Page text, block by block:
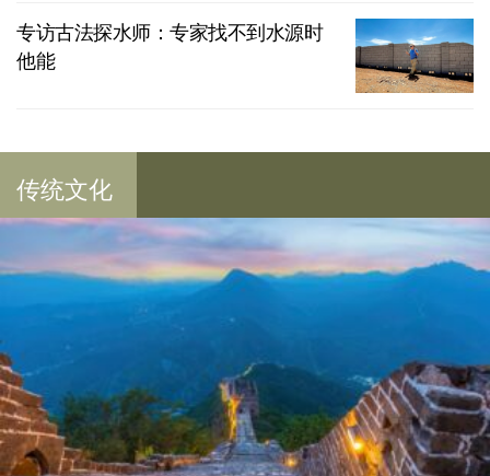
专访古法探水师：专家找不到水源时
他能
传统文化